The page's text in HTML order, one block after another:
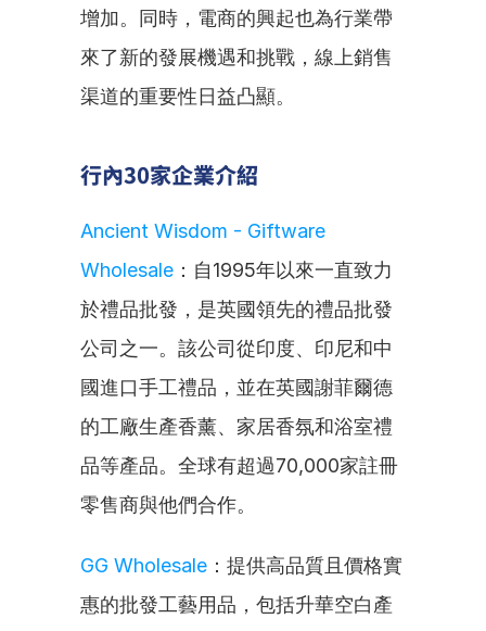
增加。同時，電商的興起也為行業帶
來了新的發展機遇和挑戰，線上銷售
渠道的重要性日益凸顯。
行內30家企業介紹
Ancient Wisdom - Giftware
Wholesale ：自1995年以來一直致力
於禮品批發，是英國領先的禮品批發
公司之一。該公司從印度、印尼和中
國進口手工禮品，並在英國謝菲爾德
的工廠生產香薰、家居香氛和浴室禮
品等產品。全球有超過70,000家註冊
零售商與他們合作。
GG Wholesale ：提供高品質且價格實
惠的批發工藝用品，包括升華空白產